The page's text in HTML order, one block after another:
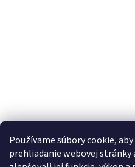
Používame súbory cookie,
prehliadanie webovej stránky